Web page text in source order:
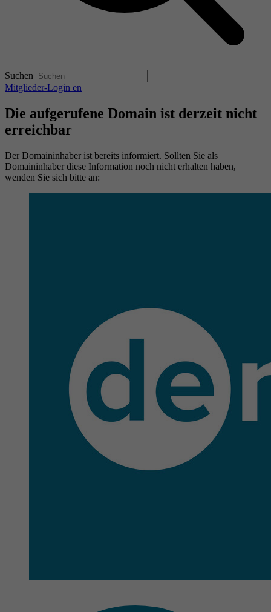
Suchen
Mitglieder-Login en
Die aufgerufene Domain ist derzeit nicht
erreichbar
Der Domaininhaber ist bereits informiert. Sollten Sie als
Domaininhaber diese Information noch nicht erhalten haben,
wenden Sie sich bitte an: